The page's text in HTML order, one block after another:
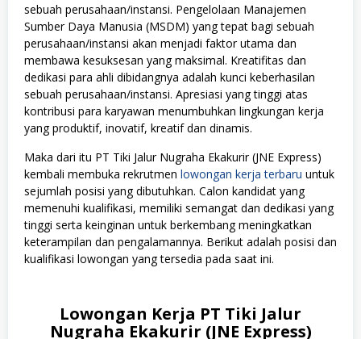
sebuah perusahaan/instansi. Pengelolaan Manajemen
Sumber Daya Manusia (MSDM) yang tepat bagi sebuah
perusahaan/instansi akan menjadi faktor utama dan
membawa kesuksesan yang maksimal. Kreatifitas dan
dedikasi para ahli dibidangnya adalah kunci keberhasilan
sebuah perusahaan/instansi. Apresiasi yang tinggi atas
kontribusi para karyawan menumbuhkan lingkungan kerja
yang produktif, inovatif, kreatif dan dinamis.
Maka dari itu PT Tiki Jalur Nugraha Ekakurir (JNE Express)
kembali membuka rekrutmen lowongan kerja terbaru untuk
sejumlah posisi yang dibutuhkan. Calon kandidat yang
memenuhi kualifikasi, memiliki semangat dan dedikasi yang
tinggi serta keinginan untuk berkembang meningkatkan
keterampilan dan pengalamannya. Berikut adalah posisi dan
kualifikasi lowongan yang tersedia pada saat ini.
Lowongan Kerja PT Tiki Jalur
Nugraha Ekakurir (JNE Express)